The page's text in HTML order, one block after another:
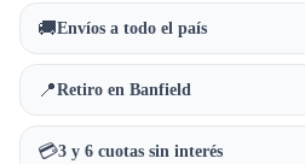
🚚Envíos a todo el país
📍Retiro en Banfield
💳3 y 6 cuotas sin interés